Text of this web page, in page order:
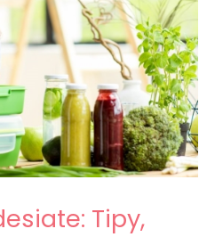
Tipy,